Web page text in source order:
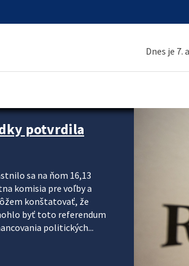
Dnes je 7.
potvrdila
sa na ňom 16,13
komisia pre voľby a
konštatovať, že
byť toto referendum
politických...